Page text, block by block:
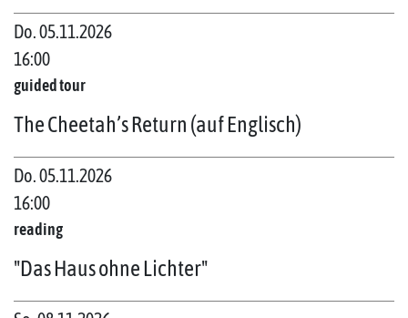
Do. 05.11.2026
16:00
guided tour
The Cheetah’s Return (auf Englisch)
Do. 05.11.2026
16:00
reading
"Das Haus ohne Lichter"